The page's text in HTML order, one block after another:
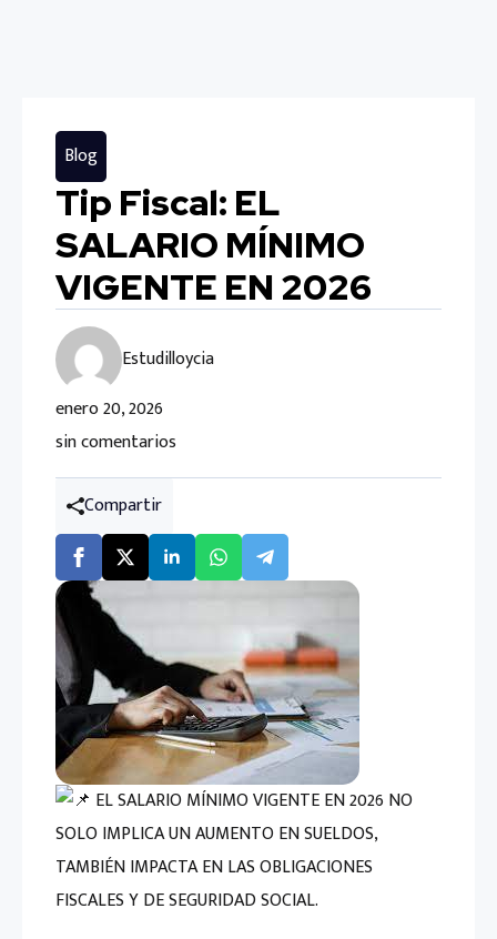
Blog
Tip Fiscal: EL
SALARIO MÍNIMO
VIGENTE EN 2026
Estudilloycia
enero 20, 2026
sin comentarios
Compartir
EL SALARIO MÍNIMO VIGENTE EN 2026 NO
SOLO IMPLICA UN AUMENTO EN SUELDOS,
TAMBIÉN IMPACTA EN LAS OBLIGACIONES
FISCALES Y DE SEGURIDAD SOCIAL.